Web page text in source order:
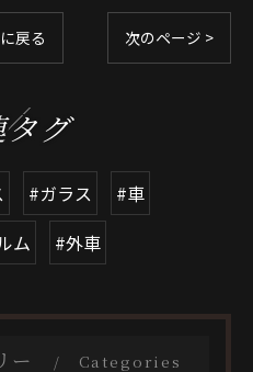
戻る 次のページ >
グ
#ガラス
#車
ム
#外車
ー Categories